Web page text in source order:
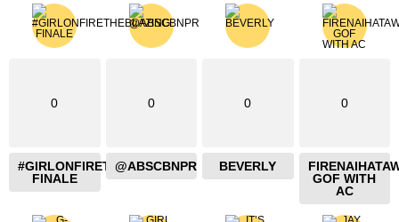
0
#GIRLONFIRETHEBLAZING
FINALE
0
@ABSCBNPR
0
BEVERLY
0
GOF WITH
AC